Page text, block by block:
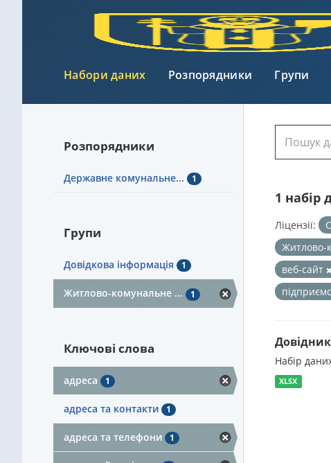
Набори даних Розпорядники Групи
Розпорядники
Державне комунальне... 1
Групи
Довідкова інформація 1
Житлово-комунальне ... 1
Ключові слова
адреса 1
адреса та контакти 1
адреса та телефони 1
1 набір
Ліцензії:
Житлово-
веб-сайт
Набір
XLSX